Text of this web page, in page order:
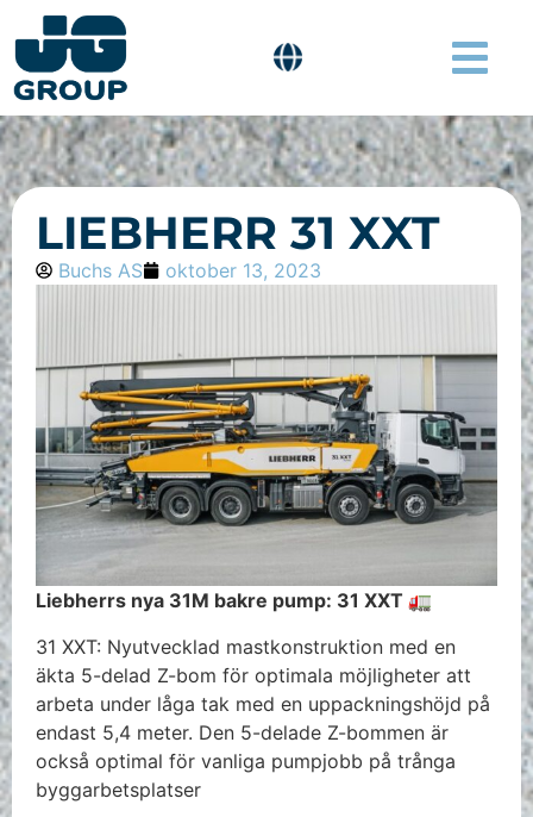
LIEBHERR 31 XXT
Buchs AS oktober 13, 2023
Liebherrs nya 31M bakre pump: 31 XXT 🚛
31 XXT: Nyutvecklad mastkonstruktion med en
äkta 5-delad Z-bom för optimala möjligheter att
arbeta under låga tak med en uppackningshöjd på
endast 5,4 meter. Den 5-delade Z-bommen är
också optimal för vanliga pumpjobb på trånga
byggarbetsplatser